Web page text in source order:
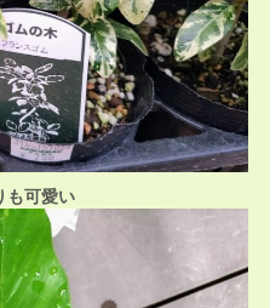
も可愛い